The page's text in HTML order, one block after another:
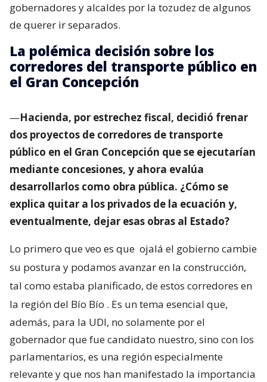
gobernadores y alcaldes por la tozudez de algunos
de querer ir separados.
La polémica decisión sobre los
corredores del transporte público en
el Gran Concepción
—Hacienda, por estrechez fiscal, decidió frenar
dos proyectos de corredores de transporte
público en el Gran Concepción que se ejecutarían
mediante concesiones, y ahora evalúa
desarrollarlos como obra pública. ¿Cómo se
explica quitar a los privados de la ecuación y,
eventualmente, dejar esas obras al Estado?
Lo primero que veo es que ojalá el gobierno cambie
su postura y podamos avanzar en la construcción,
tal como estaba planificado, de estos corredores en
la región del Bío Bío . Es un tema esencial que,
además, para la UDI, no solamente por el
gobernador que fue candidato nuestro, sino con los
parlamentarios, es una región especialmente
relevante y que nos han manifestado la importancia